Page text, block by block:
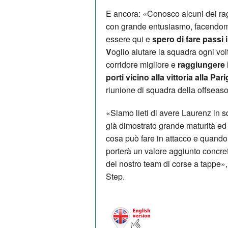
E ancora: «Conosco alcuni dei
con grande entusiasmo,
essere qui espero di fare passi
Voglio aiutare la squadra ogni
corridore migliore e raggiungere
porti vicino alla vittoria alla
riunione di squadra della
«Siamo lieti di avere Laurenz in
già dimostrato grande maturità
cosa può fare in attacco e
porterà un valore aggiunto
del nostro team di corse a
Step.